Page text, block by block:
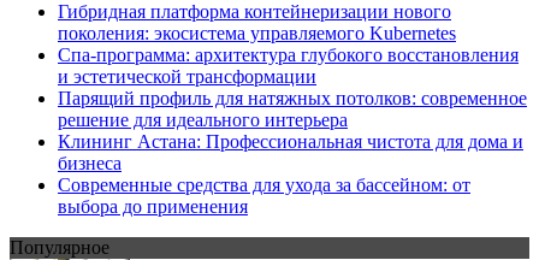
Гибридная платформа контейнеризации нового
поколения: экосистема управляемого Kubernetes
Спа-программа: архитектура глубокого восстановления
и эстетической трансформации
Парящий профиль для натяжных потолков: современное
решение для идеального интерьера
Клининг Астана: Профессиональная чистота для дома и
бизнеса
Современные средства для ухода за бассейном: от
выбора до применения
Популярное